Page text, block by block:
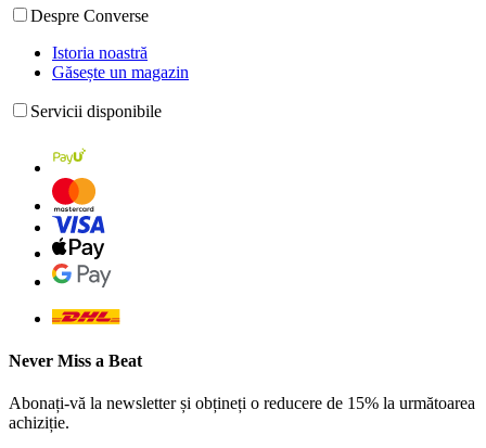
Despre Converse
Istoria noastră
Găsește un magazin
Servicii disponibile
Never Miss a Beat
Abonați-vă la newsletter și obțineți o reducere de 15% la următoarea
achiziție.